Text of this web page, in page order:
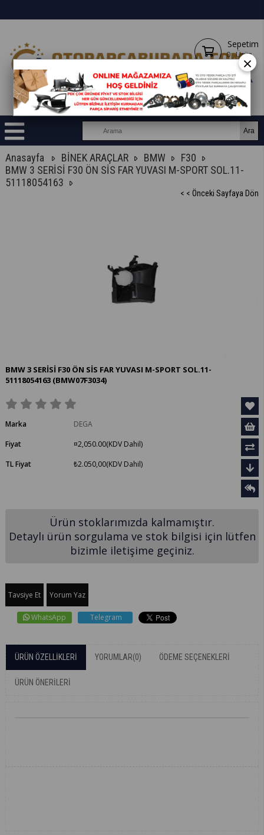
Sepetim
0 Ürün
Anasayfa BİNEK ARAÇLAR BMW
F30
BMW 3 SERİSİ F30 ÖN SİS FAR YUVASI M-SPORT SOL.11-
51118054163
< < Önceki Sayfaya Dön
BMW 3 SERİSİ F30 ÖN SİS FAR YUVASI M-SPORT SOL.11-
51118054163 (BMW07F3034)
Marka
DEGA
Fiyat
¤2,050.00(KDV Dahil)
TL Fiyat
₺2.050,00(KDV Dahil)
Ürün stoklarımızda kalmamıştır.
Detaylı ürün sorgulama ve stok bilgisi için lütfen
bizimle iletişime geçiniz.
Tavsiye Et Yorum Yaz
WhatsApp Telegram
ÜRÜN ÖZELLIKLERI YORUMLAR(0) ÖDEME SEÇENEKLERI
ÜRÜN ÖNERILERI
×